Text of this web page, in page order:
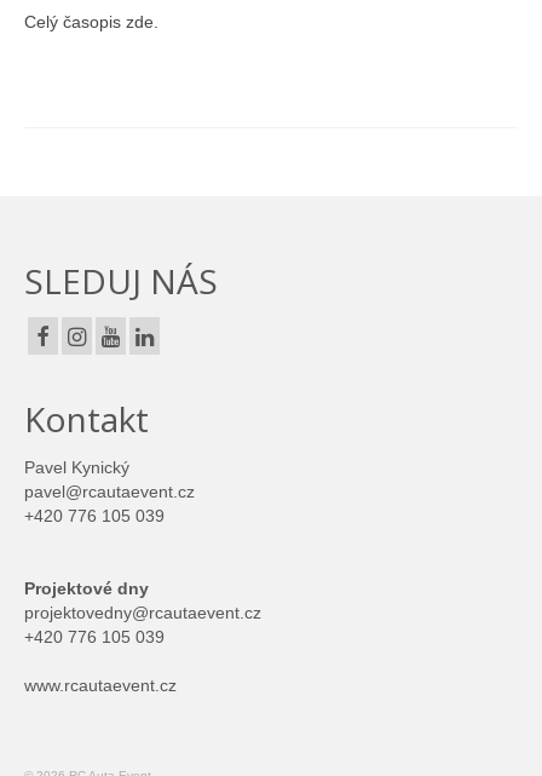
Pirátské lodě
Reference
Kontakt
NL
O nás
Co děláme a proč
Vlastní vývoj, úpravy techniky, stavba kapot
podle přání klienta
Typy aut a vozidel co umíme
Celý časopis zde.
SLEDUJ NÁS
Kontakt
Pavel Kynický
pavel@rcautaevent.cz
+420 776 105 039
Projektové dny
projektovedny@rcautaevent.cz
+420 776 105 039
www.rcautaevent.cz